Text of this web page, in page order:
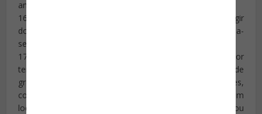
anormalidade.
16. No caso de ataques com armas de fogo, busque fugir
do local dos disparos ou, caso não seja possível, esconda-
se dos atiradores.
17. As bombas são um instrumento muito empregado por
terroristas. Bombas poder ser colocadas em locais de
grande movimentação de público (como saguões,
corredores, calçadões), bem como ser instaladas em
locais estratégicos como transformadores, geradores ou